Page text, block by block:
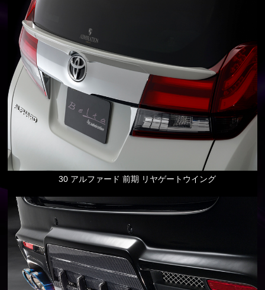
30 アルファード 前期 リヤゲートウイング